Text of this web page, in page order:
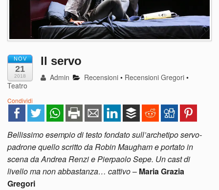
NOV
21
2018
Il servo
Admin Recensioni • Recensioni Gregori •
Teatro
Condividi
Bellissimo esempio di testo fondato sull’archetipo servo-
padrone quello scritto da Robin Maugham e portato in
scena da Andrea Renzi ePierpaolo Sepe. Un cast di
livello ma non abbastanza… cattivo– Maria Grazia
Gregori